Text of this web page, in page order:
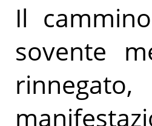
Il
sovente